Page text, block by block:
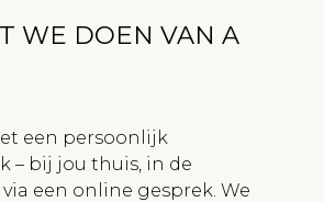
WE DOEN VAN A
een persoonlijk
– bij jou thuis, in de
een online gesprek. We